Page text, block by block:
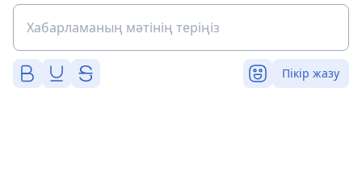
Пікір жазу